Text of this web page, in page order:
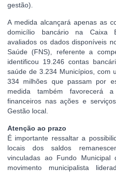
gestão).
A medida alcançará apenas as
domicílio bancário na Caixa
avaliados os dados disponíveis
Saúde (FNS), referente a
identificou 19.246 contas
saúde de 3.234 Municípios, com
334 milhões que passam por
medida também favorecerá
financeiros nas ações e
Gestão local.
Atenção ao prazo
É importante ressaltar a
locais dos saldos
vinculadas ao Fundo
movimento municipalista